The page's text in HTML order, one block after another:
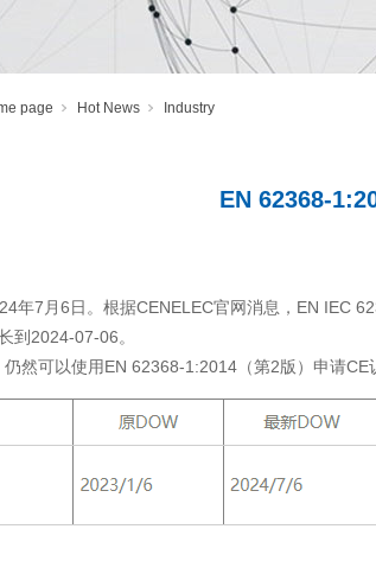
page Hot News Industry
EN 62368-
年7月6日。根据CENELEC官网消息，EN IEC
到2024-07-06。
然可以使用EN 62368-1:2014（第2版）申请CE